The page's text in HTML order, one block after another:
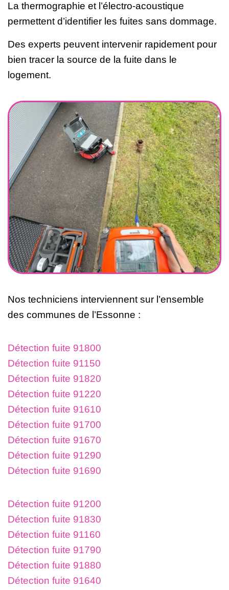
La thermographie et l’électro-acoustique
permettent d’identifier les fuites sans dommage.
Des experts peuvent intervenir rapidement pour
bien tracer la source de la fuite dans le
logement.
Nos techniciens interviennent sur l’ensemble
des communes de l’Essonne :
Détection fuite 91800
Détection fuite 91150
Détection fuite 91820
Détection fuite 91220
Détection fuite 91610
Détection fuite 91700
Détection fuite 91670
Détection fuite 91290
Détection fuite 91690
Détection fuite 91200
Détection fuite 91830
Détection fuite 91160
Détection fuite 91790
Détection fuite 91880
Détection fuite 91640